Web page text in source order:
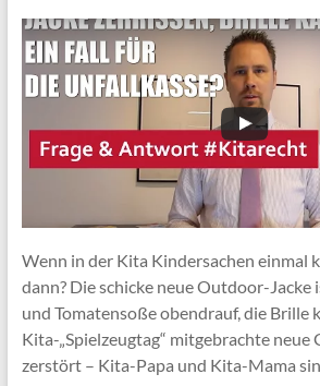
Wenn in der Kita Kindersachen einmal
dann? Die schicke neue Outdoor-Jacke
und Tomatensoße obendrauf, die Brille
Kita-„Spielzeugtag“ mitgebrachte neue
zerstört – Kita-Papa und Kita-Mama